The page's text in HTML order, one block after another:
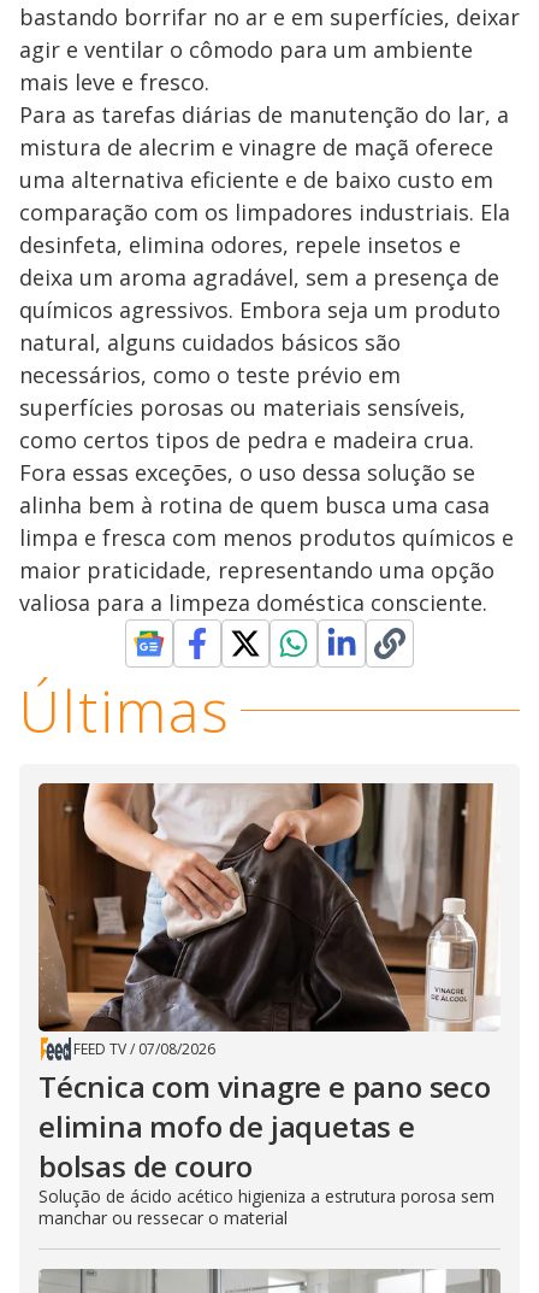
bastando borrifar no ar e em superfícies, deixar
agir e ventilar o cômodo para um ambiente
mais leve e fresco.
Para as tarefas diárias de manutenção do lar, a
mistura de alecrim e vinagre de maçã oferece
uma alternativa eficiente e de baixo custo em
comparação com os limpadores industriais. Ela
desinfeta, elimina odores, repele insetos e
deixa um aroma agradável, sem a presença de
químicos agressivos. Embora seja um produto
natural, alguns cuidados básicos são
necessários, como o teste prévio em
superfícies porosas ou materiais sensíveis,
como certos tipos de pedra e madeira crua.
Fora essas exceções, o uso dessa solução se
alinha bem à rotina de quem busca uma casa
limpa e fresca com menos produtos químicos e
maior praticidade, representando uma opção
valiosa para a limpeza doméstica consciente.
Últimas
FEED TV/ 07/08/2026
Técnica com vinagre e pano seco
elimina mofo de jaquetas e
bolsas de couro
Solução de ácido acético higieniza a estrutura porosa sem
manchar ou ressecar o material